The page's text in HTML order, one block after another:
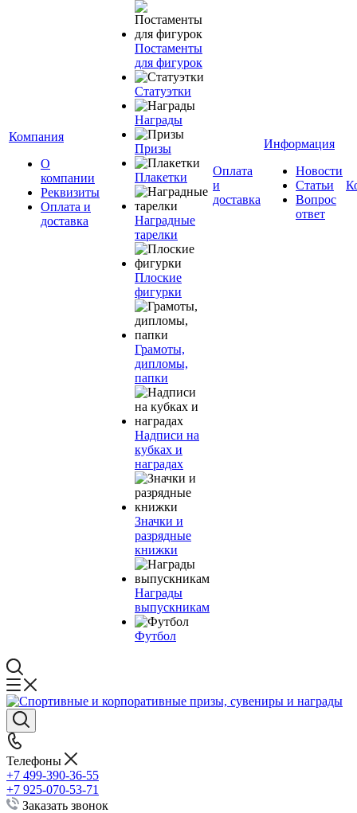
Компания
О
компании
Реквизиты
Оплата и
доставка
Постаменты
для фигурок
Статуэтки
Награды
Призы
Плакетки
Наградные
тарелки
Плоские
фигурки
Грамоты,
дипломы,
папки
Надписи на
кубках и
наградах
Значки и
разрядные
книжки
Награды
выпускникам
Футбол
Оплата
и
доставка
Информация
Новости
Статьи
Вопрос
ответ
Телефоны
+7 499-390-36-55
+7 925-070-53-71
Заказать звонок